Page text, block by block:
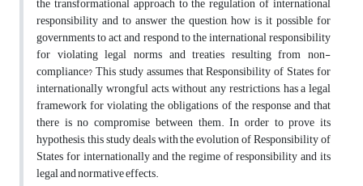
responsibility and to answer the question, how is it possible for
governments to act and respond to the international responsibility
for violating legal norms and treaties resulting from non-
compliance? This study assumes that Responsibility of States for
internationally wrongful acts, without any restrictions, has a legal
framework for violating the obligations of the response and that
there is no compromise between them. In order to prove its
hypothesis, this study deals with the evolution of Responsibility of
States for internationally and the regime of responsibility and its
legal and normative effects.